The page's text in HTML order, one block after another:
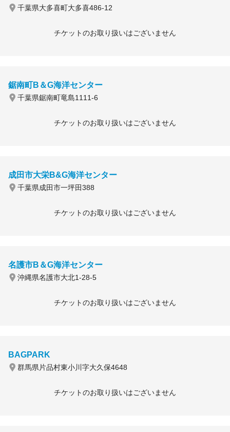
千葉県大多喜町大多喜486-12
チケットのお取り扱いはございません
鋸南町B＆G海洋センター
千葉県鋸南町竜島1111-6
チケットのお取り扱いはございません
成田市大栄B&G海洋センター
千葉県成田市一坪田388
チケットのお取り扱いはございません
名護市B＆G海洋センター
沖縄県名護市大北1-28-5
チケットのお取り扱いはございません
BAGPARK
群馬県片品村東小川字大久保4648
チケットのお取り扱いはございません